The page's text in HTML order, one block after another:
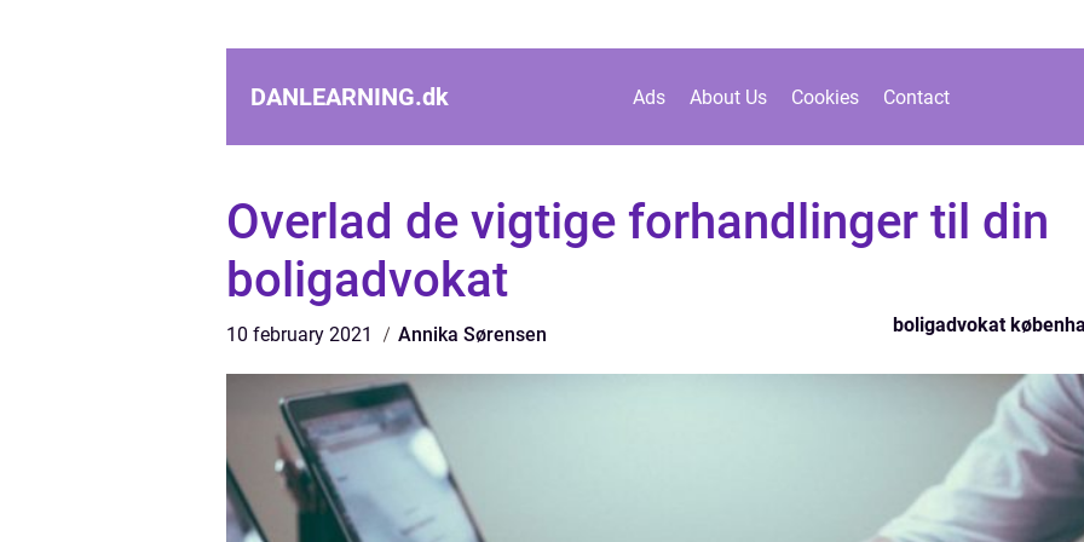
DANLEARNING.dk Ads About Us Cookies Contact
Overlad de vigtige forhandlinger til din
boligadvokat
10 february 2021 Annika Sørensen boligadvokat